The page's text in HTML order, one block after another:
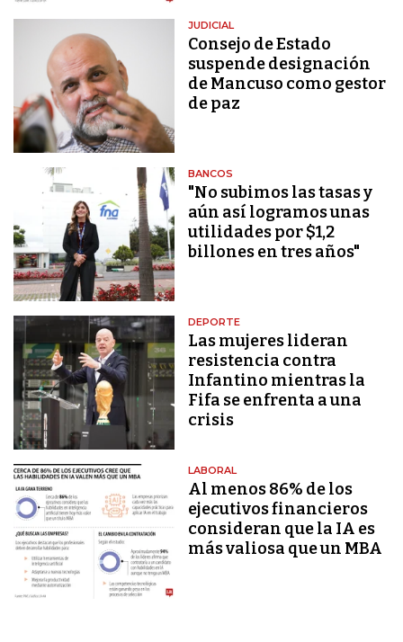
JUDICIAL
Consejo de Estado
suspende designación
de Mancuso como gestor
de paz
BANCOS
"No subimos las tasas y
aún así logramos unas
utilidades por $1,2
billones en tres años"
DEPORTE
Las mujeres lideran
resistencia contra
Infantino mientras la
Fifa se enfrenta a una
crisis
LABORAL
Al menos 86% de los
ejecutivos financieros
consideran que la IA es
más valiosa que un MBA